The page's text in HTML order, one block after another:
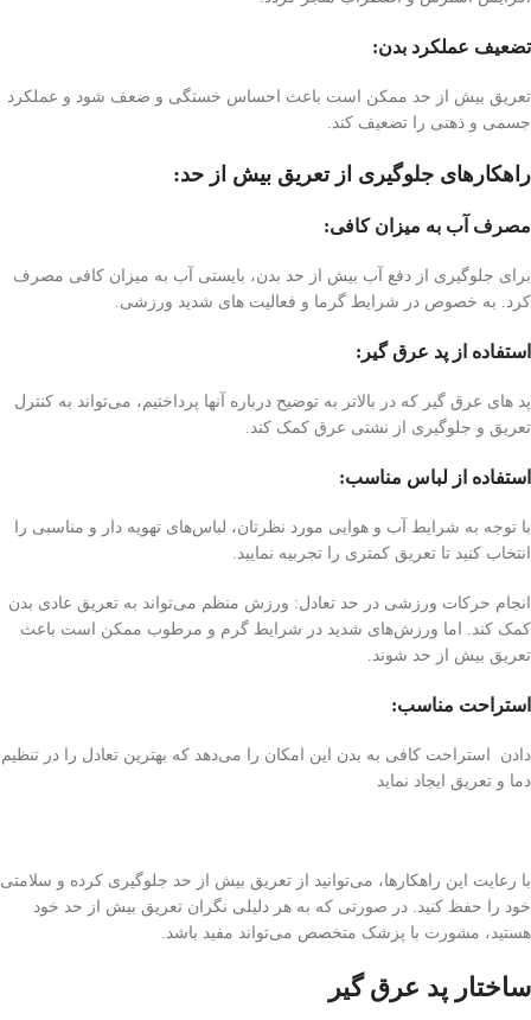
تضعیف عملکرد بدن:
تعریق بیش از حد ممکن است باعث احساس خستگی و ضعف شود و عملکرد
جسمی و ذهنی را تضعیف کند.
راهکارهای جلوگیری از تعریق بیش از حد:
مصرف آب به میزان کافی:
برای جلوگیری از دفع آب بیش از حد بدن، بایستی آب به میزان کافی مصرف
کرد. به خصوص در شرایط گرما و فعالیت های شدید ورزشی.
استفاده از پد عرق گیر :
پد های عرق گیر که در بالاتر به توضیح درباره آنها پرداختیم، می‌تواند به کنترل
تعریق و جلوگیری از نشتی عرق کمک کند.
استفاده از لباس مناسب:
با توجه به شرایط آب و هوایی مورد نظرتان، لباس‌های تهویه دار و مناسبی را
انتخاب کنید تا تعریق کمتری را تجربیه نمایید.
انجام حرکات ورزشی در حد تعادل: ورزش منظم می‌تواند به تعریق عادی بدن
کمک کند. اما ورزش‌های شدید در شرایط گرم و مرطوب ممکن است باعث
تعریق بیش از حد شوند.
استراحت مناسب:
دادن
استراحت کافی به بدن این امکان را می‌دهد که بهترین تعادل را در تنظیم
دما و تعریق ایجاد نماید
با رعایت این راهکارها، می‌توانید از تعریق بیش از حد جلوگیری کرده و سلامتی
خود را حفظ کنید. در صورتی که به هر دلیلی نگران تعریق بیش از حد خود
هستید، مشورت با پزشک متخصص می‌تواند مفید باشد.
ساختار پد عرق گیر